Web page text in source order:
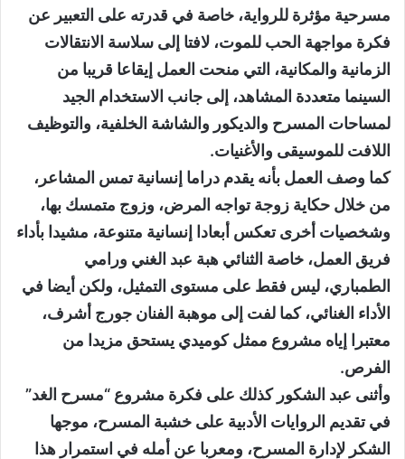
مسرحية مؤثرة للرواية، خاصة في قدرته على التعبير عن
فكرة مواجهة الحب للموت، لافتا إلى سلاسة الانتقالات
الزمانية والمكانية، التي منحت العمل إيقاعا قريبا من
السينما متعددة المشاهد، إلى جانب الاستخدام الجيد
لمساحات المسرح والديكور والشاشة الخلفية، والتوظيف
اللافت للموسيقى والأغنيات.
كما وصف العمل بأنه يقدم دراما إنسانية تمس المشاعر،
من خلال حكاية زوجة تواجه المرض، وزوج متمسك بها،
وشخصيات أخرى تعكس أبعادا إنسانية متنوعة، مشيدا بأداء
فريق العمل، خاصة الثنائي هبة عبد الغني ورامي
الطمباري، ليس فقط على مستوى التمثيل، ولكن أيضا في
الأداء الغنائي، كما لفت إلى موهبة الفنان جورج أشرف،
معتبرا إياه مشروع ممثل كوميدي يستحق مزيدا من
الفرص.
وأثنى عبد الشكور كذلك على فكرة مشروع “مسرح الغد”
في تقديم الروايات الأدبية على خشبة المسرح، موجها
الشكر لإدارة المسرح، ومعربا عن أمله في استمرار هذا